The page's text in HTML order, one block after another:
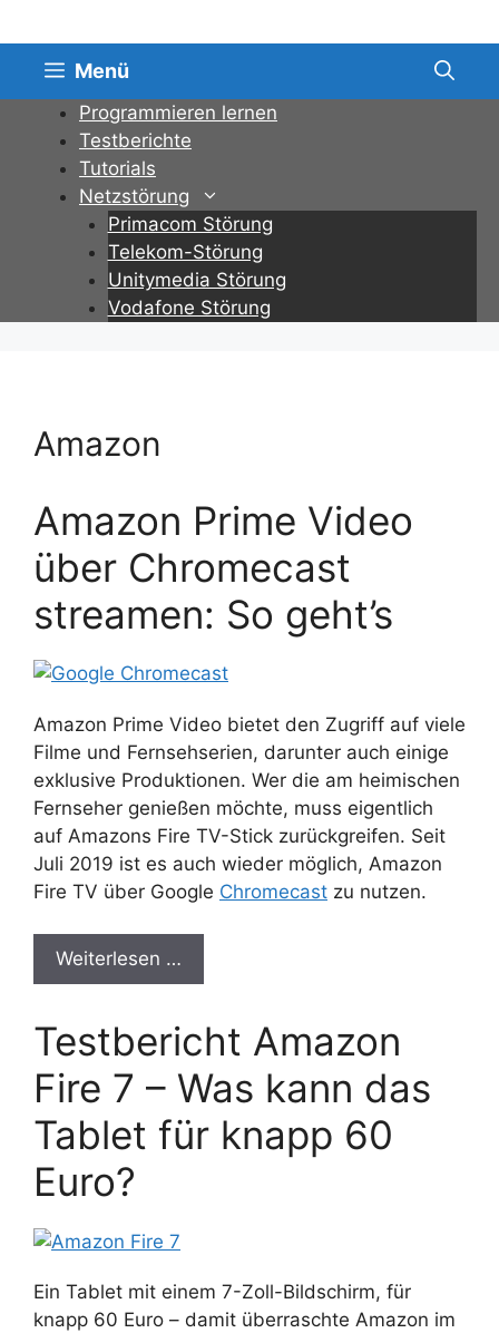
Inhalt
springen Menü
Programmieren lernen
Testberichte
Tutorials
Netzstörung
Primacom Störung
Telekom-Störung
Unitymedia Störung
Vodafone Störung
Amazon
Amazon Prime Video
über Chromecast
streamen: So geht’s
Amazon Prime Video bietet den Zugriff auf viele
Filme und Fernsehserien, darunter auch einige
exklusive Produktionen. Wer die am heimischen
Fernseher genießen möchte, muss eigentlich
auf Amazons Fire TV-Stick zurückgreifen. Seit
Juli 2019 ist es auch wieder möglich, Amazon
Fire TV über Google Chromecast zu nutzen.
Weiterlesen …
Testbericht Amazon
Fire 7 – Was kann das
Tablet für knapp 60
Euro?
Ein Tablet mit einem 7-Zoll-Bildschirm, für
knapp 60 Euro – damit überraschte Amazon im